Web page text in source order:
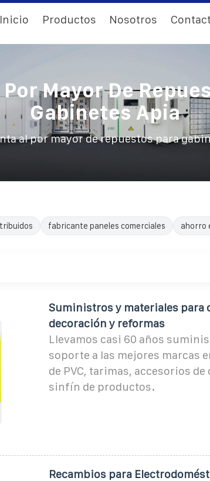
Inicio Productos Nosotros
Mayor De
Gabinetes Apia
al por mayor de repuestos para
fabricante paneles comerciales ahorro
Suministros y materiales para
decoración y reformas
Llevamos casi 60 años
soporte a las mejores marcas
de PVC, tarimas, accesorios
sinfín de productos.
Recambios para